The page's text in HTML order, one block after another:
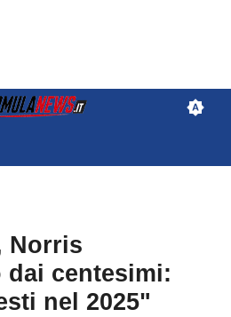
Norris
centesimi:
nel 2025"